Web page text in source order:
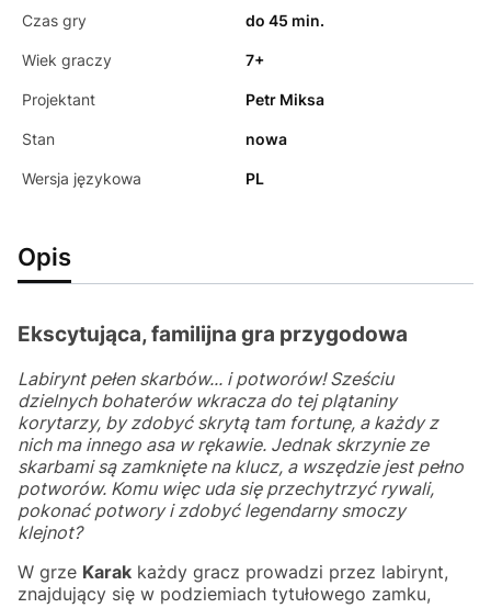
Czas gry do 45 min.
Wiek graczy 7+
Projektant Petr Miksa
Stan nowa
Wersja językowa PL
Opis
Ekscytująca, familijna gra przygodowa
Labirynt pełen skarbów... i potworów! Sześciu
dzielnych bohaterów wkracza do tej plątaniny
korytarzy, by zdobyć skrytą tam fortunę, a każdy z
nich ma innego asa w rękawie. Jednak skrzynie ze
skarbami są zamknięte na klucz, a wszędzie jest pełno
potworów. Komu więc uda się przechytrzyć rywali,
pokonać potwory i zdobyć legendarny smoczy
klejnot?
W grze Karak każdy gracz prowadzi przez labirynt,
znajdujący się w podziemiach tytułowego zamku,